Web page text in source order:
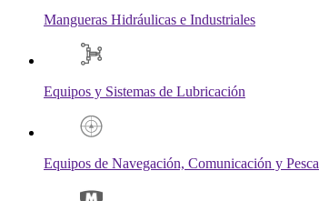
Mangueras Hidráulicas e Industriales
Equipos y Sistemas de Lubricación
Equipos de Navegación, Comunicación y Pesca